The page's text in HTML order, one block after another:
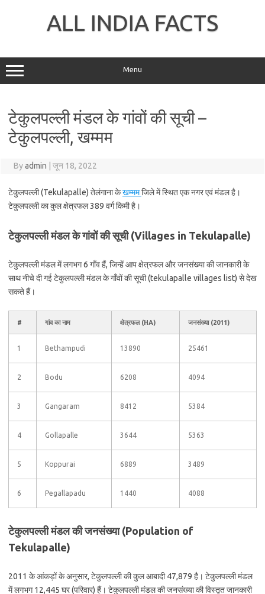
ALL INDIA FACTS
Menu
टेकुलपल्ली मंडल के गांवों की सूची –
टेकुलपल्ली, खम्मम
Byadmin जून 18, 2022
टेकुलपल्ली (Tekulapalle) तेलंगाना केखम्ममजिले में स्थित एक नगर एवं मंडल है।
टेकुलपल्ली का कुल क्षेत्रफल 389 वर्ग किमी है।
टेकुलपल्ली मंडल के गांवों की सूची (Villages in Tekulapalle)
टेकुलपल्ली मंडल में लगभग 6 गाँव हैं, जिन्हें आप क्षेत्रफल और जनसंख्या की जानकारी के
साथ नीचे दी गई टेकुलपल्ली मंडल के गाँवों की सूची (tekulapalle villages list) से देख
सकते हैं।
# गांव का नाम क्षेत्रफल (HA) जनसंख्या (2011)
1 Bethampudi 13890 25461
2 Bodu 6208 4094
3 Gangaram 8412 5384
4 Gollapalle 3644 5363
5 Koppurai 6889 3489
6 Pegallapadu 1440 4088
टेकुलपल्ली मंडल की जनसंख्या (Population of
Tekulapalle)
2011 के आंकड़ों के अनुसार, टेकुलपल्ली की कुल आबादी 47,879 है। टेकुलपल्ली मंडल
में लगभग 12,445 घर (परिवार) हैं। टेकुलपल्ली मंडल की जनसंख्या की विस्तृत जानकारी